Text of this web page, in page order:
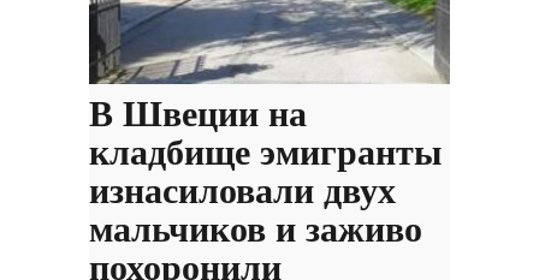
В Швеции на
кладбище эмигранты
изнасиловали двух
мальчиков и заживо
похоронили